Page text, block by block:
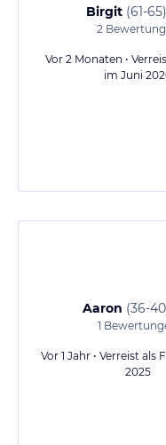
Sonstige
Bei uns ist
Kinder selbstverständlich
Allgemeine
Birgit (61-65)
2
Vor 2 Monaten •
im Juni
Aaron (36-40
1
Vor 1 Jahr • Verreist als
2025